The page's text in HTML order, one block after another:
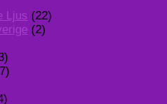
Ljus (22)
(2)